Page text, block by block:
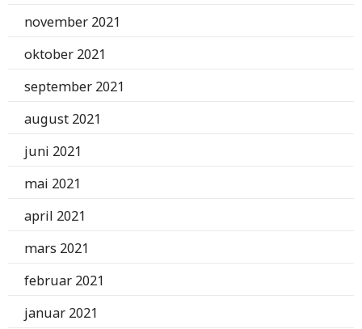
november 2021
oktober 2021
september 2021
august 2021
juni 2021
mai 2021
april 2021
mars 2021
februar 2021
januar 2021